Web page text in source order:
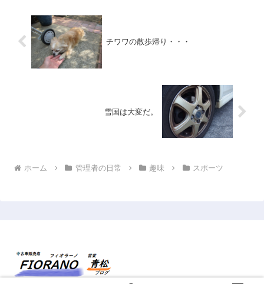
チワワの散歩帰り・・・
雪国は大変だ。
ホーム 管理者の日常 趣味 スポーツ